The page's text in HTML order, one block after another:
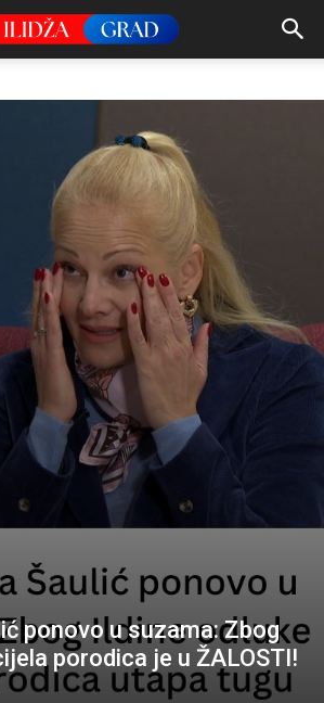
ponovo u suzama: Zbog
porodica je u ŽALOSTI!